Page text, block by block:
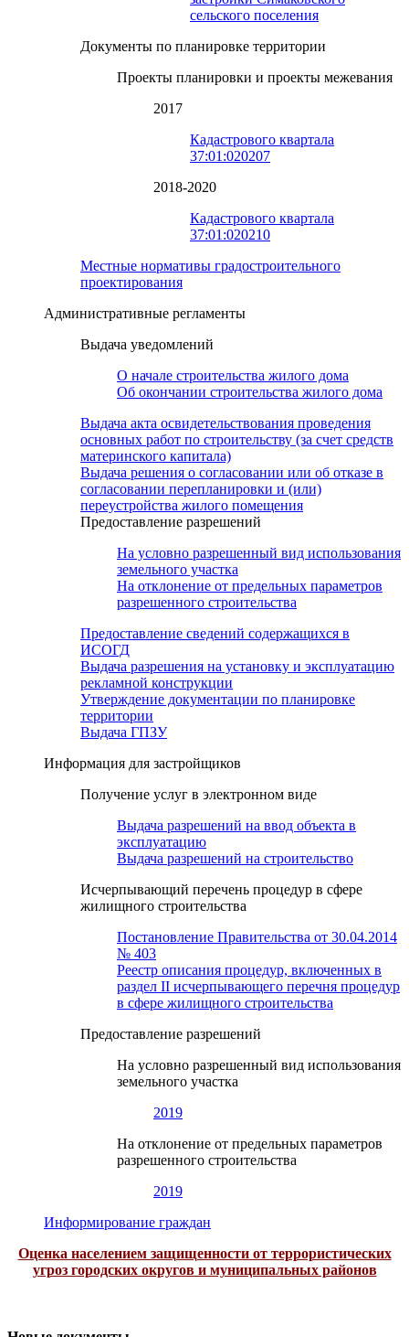
сельского поселения
Документы по планировке территории
Проекты планировки и проекты межевания
2017
Кадастрового квартала
37:01:020207
2018-2020
Кадастрового квартала
37:01:020210
Местные нормативы градостроительного
проектирования
Административные регламенты
Выдача уведомлений
О начале строительства жилого дома
Об окончании строительства жилого дома
Выдача акта освидетельствования проведения
основных работ по строительству (за счет средств
материнского капитала)
Выдача решения о согласовании или об отказе в
согласовании перепланировки и (или)
переустройства жилого помещения
Предоставление разрешений
На условно разрешенный вид использования
земельного участка
На отклонение от предельных параметров
разрешенного строительства
Предоставление сведений содержащихся в
ИСОГД
Выдача разрешения на установку и эксплуатацию
рекламной конструкции
Утверждение документации по планировке
территории
Выдача ГПЗУ
Информация для застройщиков
Получение услуг в электронном виде
Выдача разрешений на ввод объекта в
эксплуатацию
Выдача разрешений на строительство
Исчерпывающий перечень процедур в сфере
жилищного строительства
Постановление Правительства от 30.04.2014
№ 403
Реестр описания процедур, включенных в
раздел II исчерпывающего перечня процедур
в сфере жилищного строительства
Предоставление разрешений
На условно разрешенный вид использования
земельного участка
2019
На отклонение от предельных параметров
разрешенного строительства
2019
Информирование граждан
Оценка населением защищенности от террористических
угроз городских округов и муниципальных районов